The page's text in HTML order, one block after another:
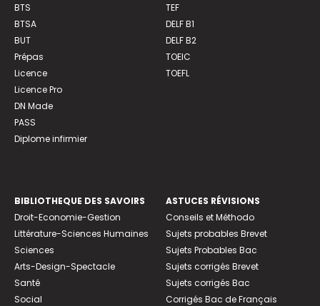
BTS
BTSA
BUT
Prépas
Licence
Licence Pro
DN Made
PASS
Diplome infirmier
TEF
DELF B1
DELF B2
TOEIC
TOEFL
BIBLIOTHEQUE DES SAVOIRS
Droit-Economie-Gestion
Littérature-Sciences Humaines
Sciences
Arts-Design-Spectacle
Santé
Social
ASTUCES RÉVISIONS
Conseils et Méthodo
Sujets probables Brevet
Sujets Probables Bac
Sujets corrigés Brevet
Sujets corrigés Bac
Corrigés Bac de Français